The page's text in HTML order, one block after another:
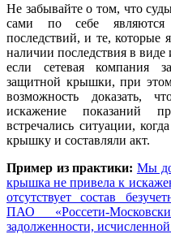
Не забывайте о том, что
сами по себе являются
последствий, и те, которые
наличии последствия в
если сетевая компания
защитной крышки, при
возможность доказать,
искажение показаний
встречались ситуации,
крышку и составляли акт.
Пример из практики: Мы
крышка не привела к
отсутствует состав
ПАО «Россети-
задолженности,